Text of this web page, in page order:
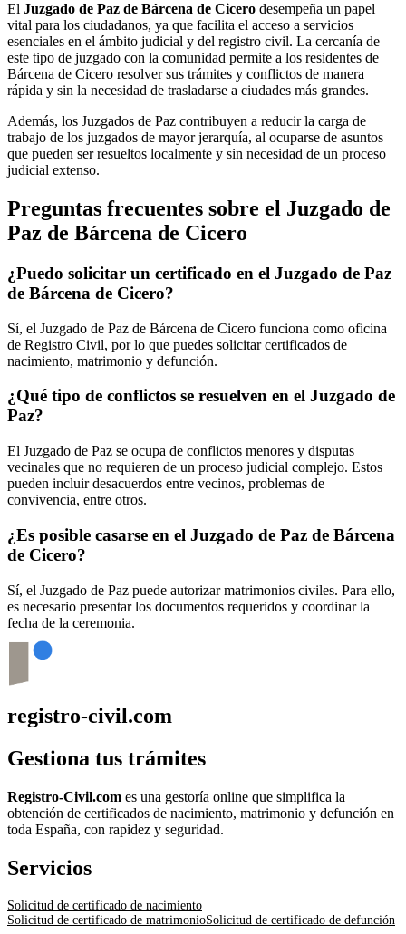
El Juzgado de Paz de Bárcena de Cicero desempeña un papel
vital para los ciudadanos, ya que facilita el acceso a servicios
esenciales en el ámbito judicial y del registro civil. La cercanía de
este tipo de juzgado con la comunidad permite a los residentes de
Bárcena de Cicero resolver sus trámites y conflictos de manera
rápida y sin la necesidad de trasladarse a ciudades más grandes.
Además, los Juzgados de Paz contribuyen a reducir la carga de
trabajo de los juzgados de mayor jerarquía, al ocuparse de asuntos
que pueden ser resueltos localmente y sin necesidad de un proceso
judicial extenso.
Preguntas frecuentes sobre el Juzgado de
Paz de Bárcena de Cicero
¿Puedo solicitar un certificado en el Juzgado de Paz
de Bárcena de Cicero?
Sí, el Juzgado de Paz de Bárcena de Cicero funciona como oficina
de Registro Civil, por lo que puedes solicitar certificados de
nacimiento, matrimonio y defunción.
¿Qué tipo de conflictos se resuelven en el Juzgado de
Paz?
El Juzgado de Paz se ocupa de conflictos menores y disputas
vecinales que no requieren de un proceso judicial complejo. Estos
pueden incluir desacuerdos entre vecinos, problemas de
convivencia, entre otros.
¿Es posible casarse en el Juzgado de Paz de Bárcena
de Cicero?
Sí, el Juzgado de Paz puede autorizar matrimonios civiles. Para ello,
es necesario presentar los documentos requeridos y coordinar la
fecha de la ceremonia.
registro-civil.com
Gestiona tus trámites
Registro-Civil.com es una gestoría online que simplifica la
obtención de certificados de nacimiento, matrimonio y defunción en
toda España, con rapidez y seguridad.
Servicios
Solicitud de certificado de nacimiento
Solicitud de certificado de matrimonioSolicitud de certificado de defunción